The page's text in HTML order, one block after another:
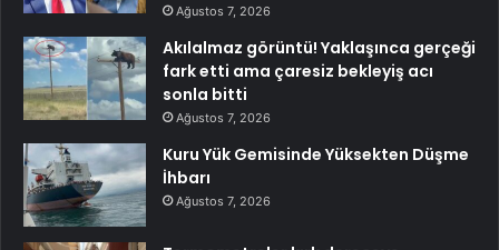
Ağustos 7, 2026
Akılalmaz görüntü! Yaklaşınca gerçeği
fark etti ama çaresiz bekleyiş acı
sonla bitti
Ağustos 7, 2026
Kuru Yük Gemisinde Yüksekten Düşme
İhbarı
Ağustos 7, 2026